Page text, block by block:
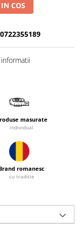
COS
0722355189
masurate
individual
romanesc
cu traditie